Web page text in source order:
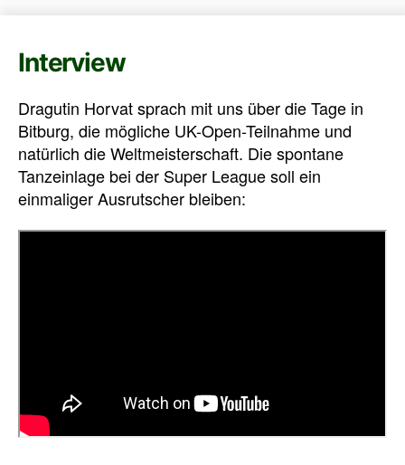
Interview
Dragutin Horvat sprach mit uns über die Tage in
Bitburg, die mögliche UK-Open-Teilnahme und
natürlich die Weltmeisterschaft. Die spontane
Tanzeinlage bei der Super League soll ein
einmaliger Ausrutscher bleiben: